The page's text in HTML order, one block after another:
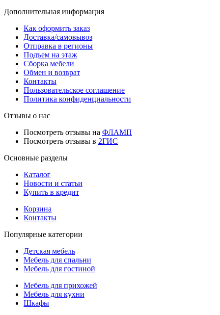
Дополнительная информация
Как оформить заказ
Доставка/самовывоз
Отправка в регионы
Подъем на этаж
Сборка мебели
Обмен и возврат
Контакты
Пользовательское соглашение
Политика конфиденциальности
Отзывы о нас
Посмотреть отзывы на ФЛАМП
Посмотреть отзывы в 2ГИС
Основные разделы
Каталог
Новости и статьи
Купить в кредит
Корзина
Контакты
Популярные категории
Детская мебель
Мебель для спальни
Мебель для гостиной
Мебель для прихожей
Мебель для кухни
Шкафы